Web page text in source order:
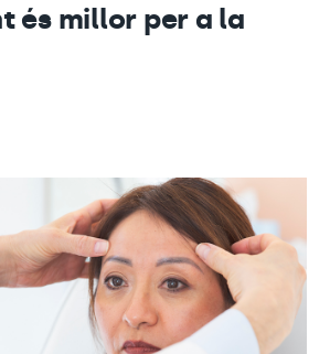
és millor per a la